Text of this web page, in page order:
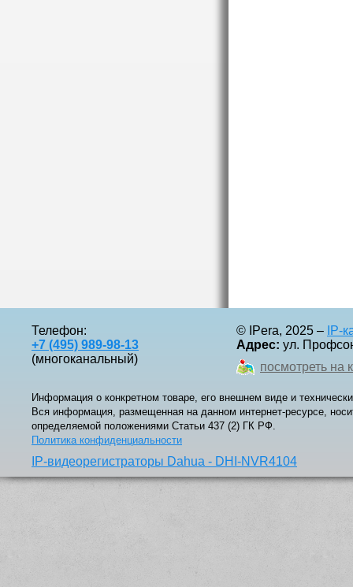
Телефон:
+7 (495) 989-98-13
(многоканальный)
© IPera, 2025 – IP-
Адрес: ул.
посмотреть на
Информация о конкретном товаре, его внешнем виде и
Вся информация, размещенная на данном интернет-ресурсе,
определяемой положениями Статьи 437 (2) ГК РФ.
Политика конфиденциальности
IP-видеорегистраторы Dahua - DHI-NVR4104